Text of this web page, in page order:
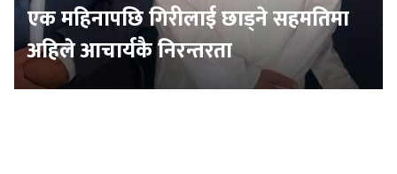
एक महिनापछि गिरीलाई छाड्ने सहमतिमा
अहिले आचार्यकै निरन्तरता